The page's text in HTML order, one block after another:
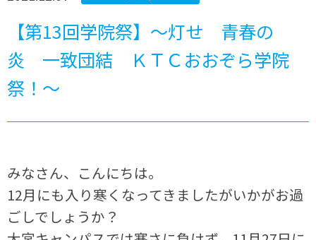
【第13回学院祭】～灯せ 青春の
炎 一致団結 ＫＴＣおおぞら学院
祭！～
みなさん、こんにちは。
12月にも入り寒くなってきましたがいかがお過
ごしでしょうか？